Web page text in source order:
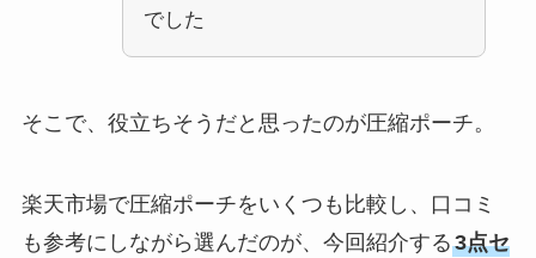
でした
そこで、役立ちそうだと思ったのが圧縮ポーチ。
楽天市場で圧縮ポーチをいくつも比較し、口コミ
も参考にしながら選んだのが、今回紹介する3点セ